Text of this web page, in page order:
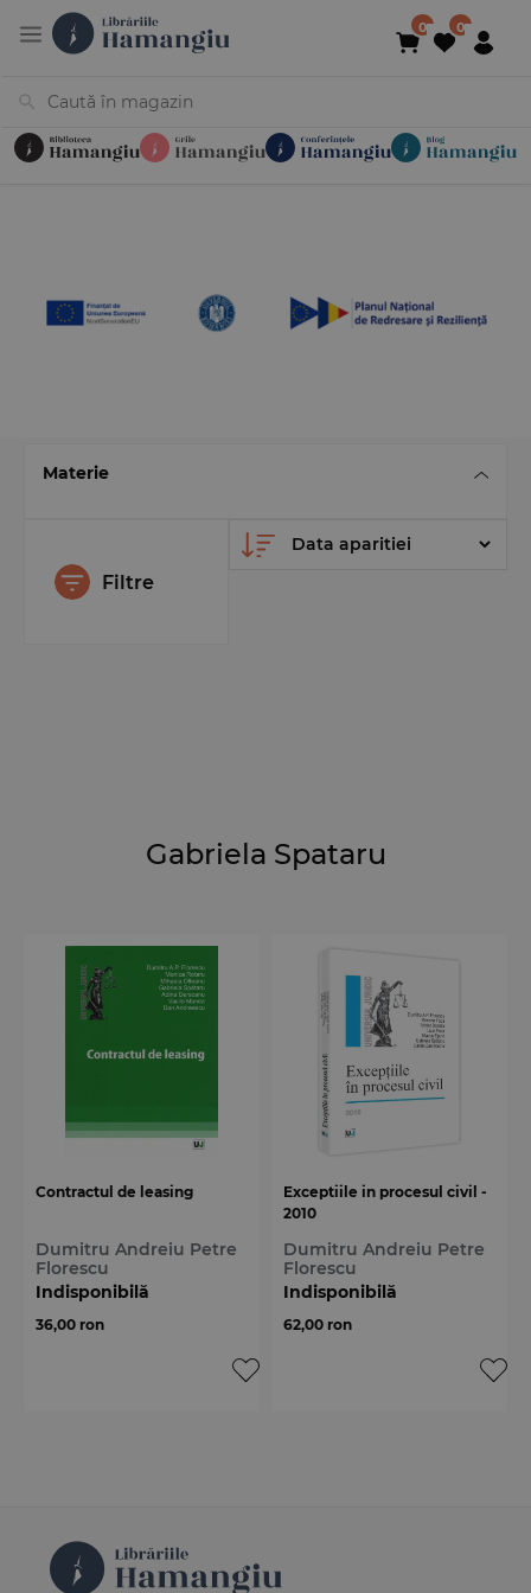
Materie
Filtre
Gabriela Spataru
Contractul de leasing
Dumitru Andreiu Petre
Florescu
Indisponibilă
36,00 ron
Exceptiile in procesul civil -
2010
Dumitru Andreiu Petre
Florescu
Indisponibilă
62,00 ron